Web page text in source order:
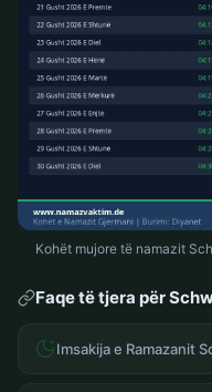
Kohët mujore të namazit
Faqe të tjera për
Imsakija e Ramazanit